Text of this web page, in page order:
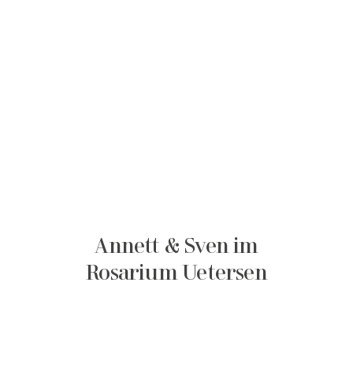
Annett & Sven im
Rosarium Uetersen